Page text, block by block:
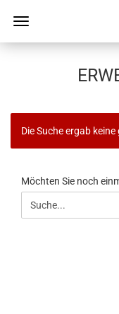
Die Suche ergab
MÖCHTEN
SIE
NOCH
Möchten Sie noch